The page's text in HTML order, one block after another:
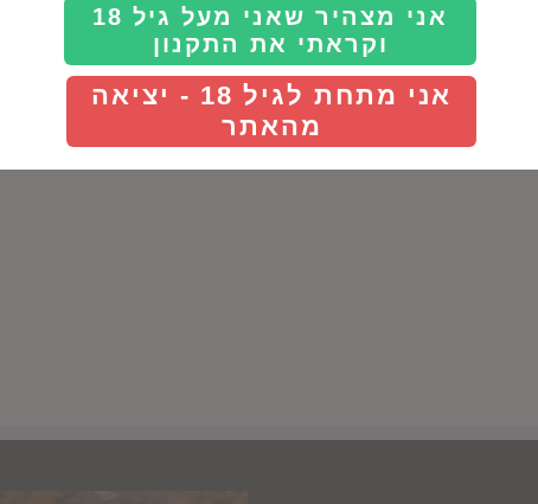
אני מצהיר שאני מעל גיל 18
וקראתי את התקנון
אני מתחת לגיל 18 - יציאה
מהאתר